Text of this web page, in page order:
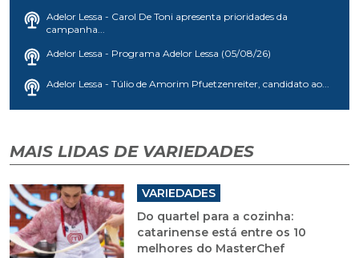
Adelor Lessa - Carol De Toni apresenta prioridades da
campanha...
Adelor Lessa - Programa Adelor Lessa (05/08/26)
Adelor Lessa - Túlio de Amorim Pfuetzenreiter, candidato ao...
MAIS LIDAS DE VARIEDADES
VARIEDADES
Do quartel para a cozinha:
catarinense está entre os 10
melhores do MasterChef